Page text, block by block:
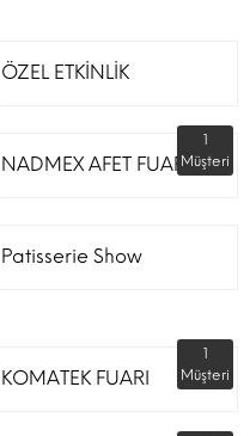
ÖZEL ETKİNLİK
NADMEX AFET FUARI
1
Müşteri
Patisserie Show
KOMATEK FUARI
1
Müşteri